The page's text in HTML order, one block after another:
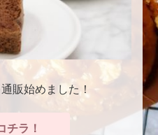
販始めました！
チラ！